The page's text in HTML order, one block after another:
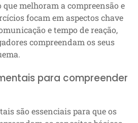
que melhoram a compreensão e
focam em aspectos chave
e tempo de reação,
compreendam os seus
para compreender
são essenciais para que os